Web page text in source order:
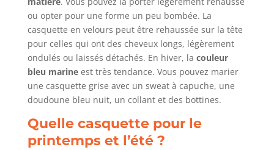
ou opter pour une forme un peu bombée. La
casquette en velours peut être rehaussée sur la tête
pour celles qui ont des cheveux longs, légèrement
ondulés ou laissés détachés. En hiver, la couleur
bleu marineest très tendance. Vous pouvez marier
une casquette grise avec un sweat à capuche, une
doudoune bleu nuit, un collant et des bottines.
Quelle casquette pour le
printemps et l’été ?